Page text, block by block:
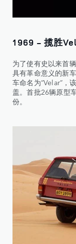
1969 - 揽胜
为了使有史以来首
具有革命意义的新
车命名为“Velar”，
盖。首批26辆原型
份。